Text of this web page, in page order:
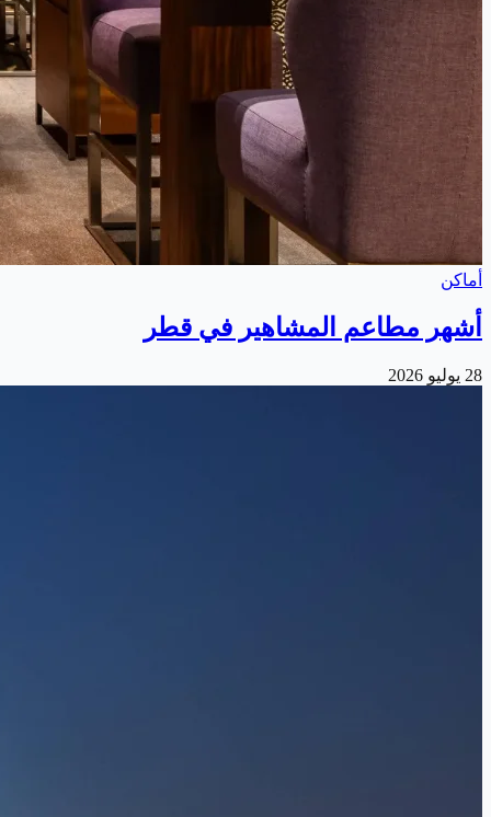
أماكن
أشهر مطاعم المشاهير في قطر
28 يوليو 2026